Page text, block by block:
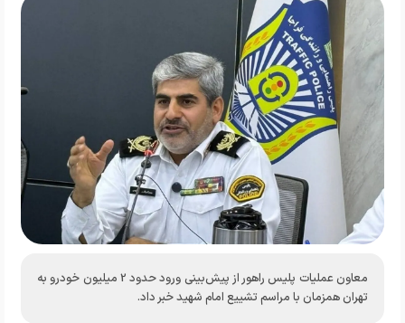
معاون عملیات پلیس راهور از پیش‌بینی ورود حدود 2 میلیون خودرو به
تهران همزمان با مراسم تشییع امام شهید خبر داد.